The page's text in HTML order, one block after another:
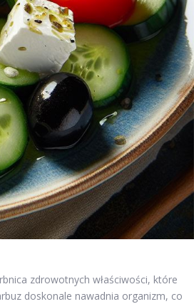
zdrowotnych właściwości, które
doskonale nawadnia organizm, co